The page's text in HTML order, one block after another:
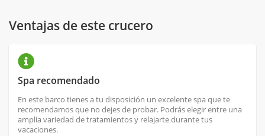
Ventajas de este crucero
Spa recomendado
En este barco tienes a tu disposición un excelente spa que te
recomendamos que no dejes de probar. Podrás elegir entre una
amplia variedad de tratamientos y relajarte durante tus
vacaciones.